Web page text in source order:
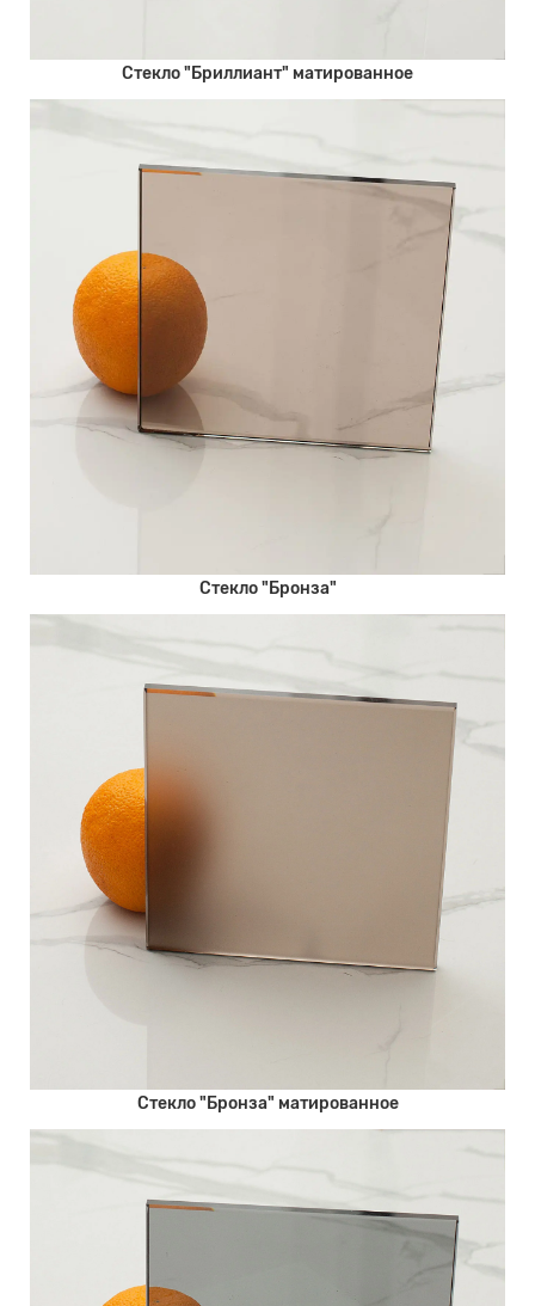
Стекло "Бриллиант" матированное
Стекло "Бронза"
Стекло "Бронза" матированное